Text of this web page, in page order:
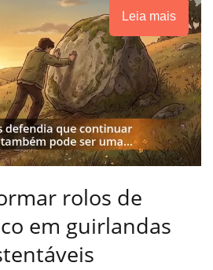
Leia mais
rolos de
em guirlandas